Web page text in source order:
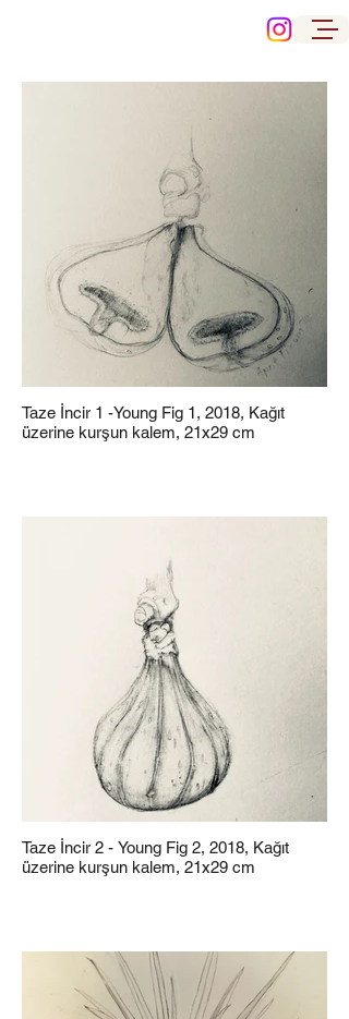
Taze İncir 1 -Young Fig 1, 2018, Kağıt
üzerine kurşun kalem, 21x29 cm
Taze İncir 2 - Young Fig 2, 2018, Kağıt
üzerine kurşun kalem, 21x29 cm